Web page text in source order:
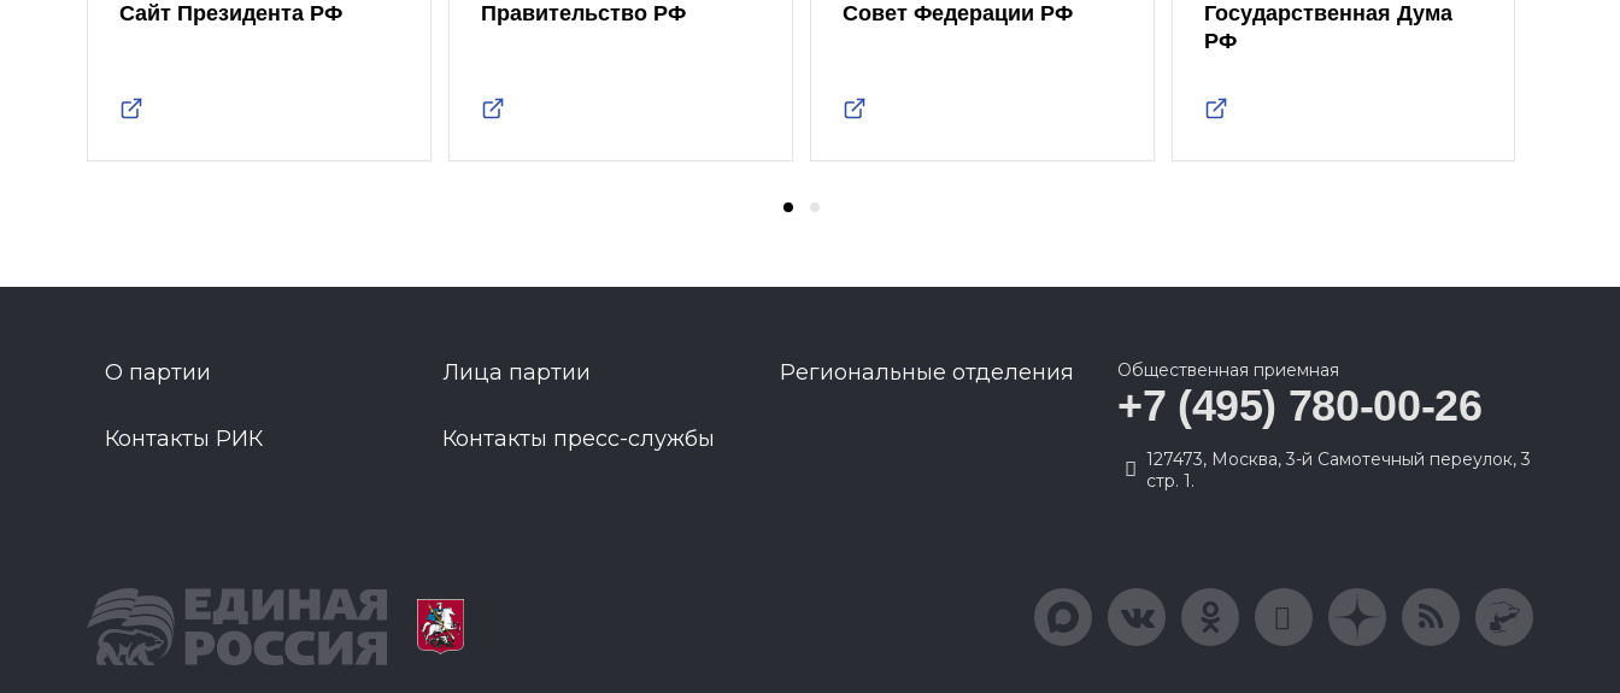
Сайт Президента РФ Правительство РФ Совет Федерации РФ
Государственная Дума
РФ
О партии Лица партии Региональные отделения
Контакты РИК Контакты пресс-службы
Общественная приемная
+7 (495) 780-00-26
127473, Москва, 3-й Самотечный переулок, 3
стр. 1.